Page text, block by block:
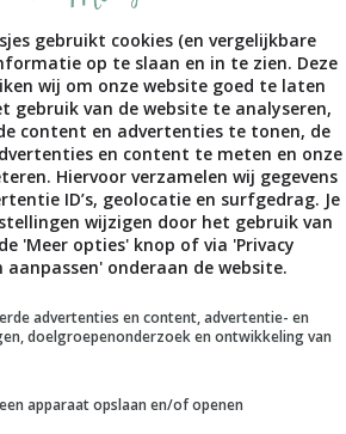
gebruikt cookies (en vergelijkbare
op te slaan en in te zien. Deze
wij om onze website goed te laten
gebruik van de website te analyseren,
content en advertenties te tonen, de
en content te meten en onze
Hiervoor verzamelen wij gegevens
ID’s, geolocatie en surfgedrag. Je
wijzigen door het gebruik van
'Meer opties' knop of via 'Privacy
aanpassen' onderaan de website.
advertenties en content, advertentie- en
doelgroepenonderzoek en ontwikkeling van
apparaat opslaan en/of openen